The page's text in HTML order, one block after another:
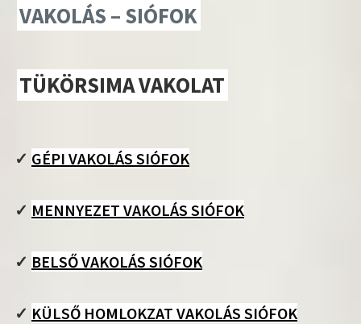
VAKOLÁS – SIÓFOK
TÜKÖRSIMA VAKOLAT
✓ GÉPI VAKOLÁS SIÓFOK
✓ MENNYEZET VAKOLÁS SIÓFOK
✓ BELSŐ VAKOLÁS SIÓFOK
✓ KÜLSŐ HOMLOKZAT VAKOLÁS SIÓFOK